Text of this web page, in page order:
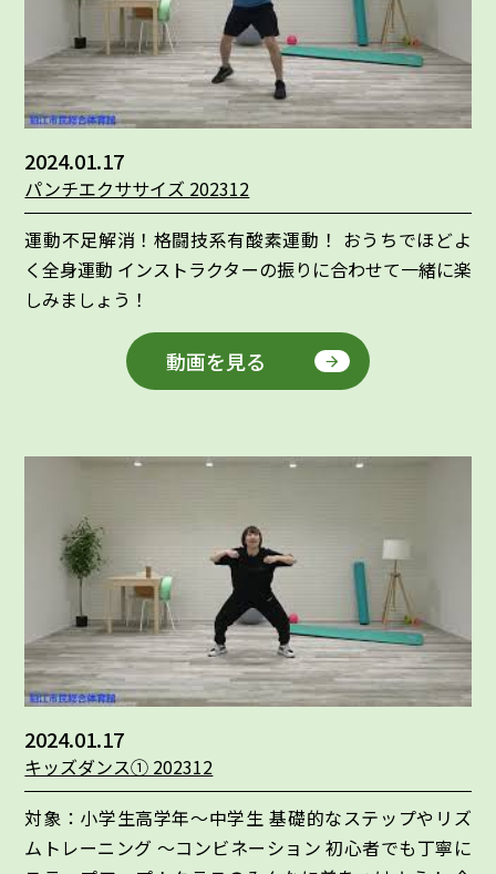
2024.01.17
パンチエクササイズ 202312
運動不足解消！格闘技系有酸素運動！ おうちでほどよ
く全身運動 インストラクターの振りに合わせて一緒に楽
しみましょう！
動画を見る
2024.01.17
キッズダンス① 202312
対象：小学生高学年～中学生 基礎的なステップやリズ
ムトレーニング ～コンビネーション 初心者でも丁寧に